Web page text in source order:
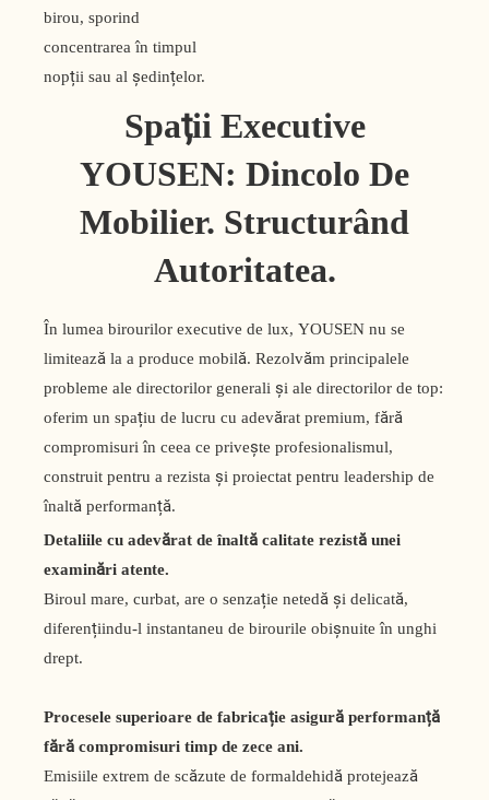
birou, sporind
concentrarea în timpul
nopții sau al ședințelor.
Spații Executive
YOUSEN: Dincolo De
Mobilier. Structurând
Autoritatea.
În lumea birourilor executive de lux, YOUSEN nu se
limitează la a produce mobilă. Rezolvăm principalele
probleme ale directorilor generali și ale directorilor de top:
oferim un spațiu de lucru cu adevărat premium, fără
compromisuri în ceea ce privește profesionalismul,
construit pentru a rezista și proiectat pentru leadership de
înaltă performanță.
Detaliile cu adevărat de înaltă calitate rezistă unei
examinări atente.
Biroul mare, curbat, are o senzație netedă și delicată,
diferențiindu-l instantaneu de birourile obișnuite în unghi
drept.
Procesele superioare de fabricație asigură performanță
fără compromisuri timp de zece ani.
Emisiile extrem de scăzute de formaldehidă protejează